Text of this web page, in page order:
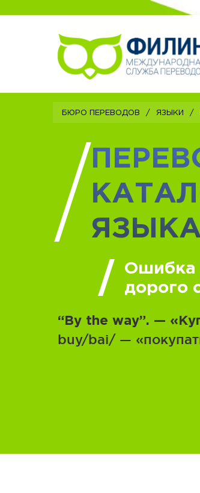
бюро переводов / Языки /
ЯЗЫКА
Ошибка
дорого
“By the way”. —
buy/bai/ —